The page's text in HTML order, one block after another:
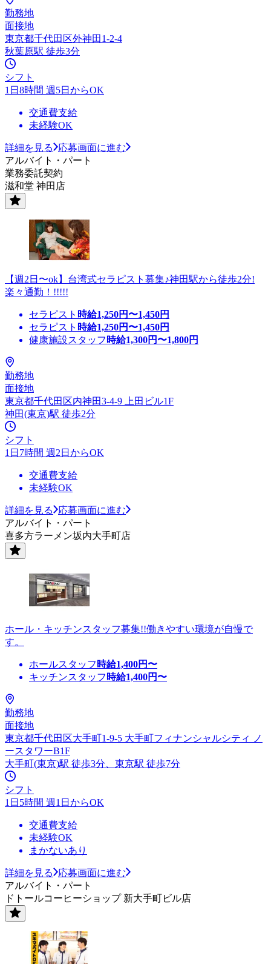
勤務地
面接地
東京都千代田区外神田1-2-4
秋葉原駅 徒歩3分
シフト
1日8時間 週5日からOK
交通費支給
未経験OK
詳細を見る
応募画面に進む
アルバイト・パート
業務委託契約
滋和堂 神田店
【週2日〜ok】台湾式セラピスト募集♪神田駅から徒歩2分!
楽々通勤！!!!!!
セラピスト 時給1,250円〜1,450円
セラピスト 時給1,250円〜1,450円
健康施設スタッフ 時給1,300円〜1,800円
勤務地
面接地
東京都千代田区内神田3-4-9 上田ビル1F
神田(東京)駅 徒歩2分
シフト
1日7時間 週2日からOK
交通費支給
未経験OK
詳細を見る
応募画面に進む
アルバイト・パート
喜多方ラーメン坂内大手町店
ホール・キッチンスタッフ募集!!働きやすい環境が自慢で
す。
ホールスタッフ 時給1,400円〜
キッチンスタッフ 時給1,400円〜
勤務地
面接地
東京都千代田区大手町1-9-5 大手町フィナンシャルシティ ノ
ースタワーB1F
大手町(東京)駅 徒歩3分、東京駅 徒歩7分
シフト
1日5時間 週1日からOK
交通費支給
未経験OK
まかないあり
詳細を見る
応募画面に進む
アルバイト・パート
ドトールコーヒーショップ 新大手町ビル店